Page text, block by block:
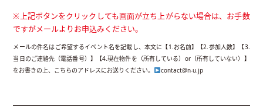
※上記ボタンをクリックしても画面が立ち上がらない場合は、お手数
ですがメールよりお申込みください。
メールの件名はご希望するイベント名を記載し、本文に【1.お名前】【2.参加人数】【3.
当日のご連絡先（電話番号）】【4.現在物件を（所有している）or（所有していない）】
をお書きの上、こちらのアドレスにお送りください。
contact@n-u.jp